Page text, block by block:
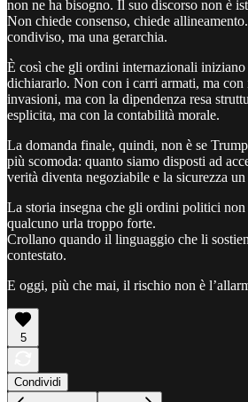
non ne ha bisogno. Il suo discorso non è
Non chiede consenso, chiede
condiviso, ma una gerarchia.
È così che gli ordini internazionali iniziano
dichiararlo. Non con i carri armati, ma
invasioni, ma con la dipendenza resa
esplicita, ma con la contabilità morale.
La domanda finale, quindi, non è se
più scomoda: quanto siamo disposti ad
verità diventa negoziabile e la sicurezza
La storia insegna che gli ordini politici
qualcuno urla troppo forte.
Crollano quando il linguaggio che li
contestato.
E oggi, più che mai, il rischio non è
5
Condividi